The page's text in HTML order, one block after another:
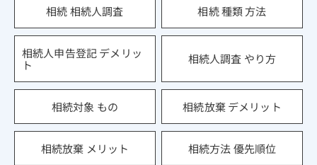
相続 相続人調査 相続 種類 方法
相続人申告登記 デメリッ
ト
相続人調査 やり方
相続対象 もの 相続放棄 デメリット
相続放棄 メリット 相続方法 優先順位